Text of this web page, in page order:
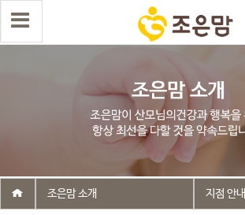
조은맘 소개 지점 안내